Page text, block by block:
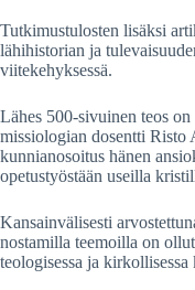
Tutkimustulosten lisäksi
lähihistorian ja
viitekehyksessä.
Lähes 500-sivuinen teos
missiologian dosentti Risto
kunnianosoitus hänen
opetustyöstään useilla
Kansainvälisesti
nostamilla teemoilla on
teologisessa ja kirkollisessa